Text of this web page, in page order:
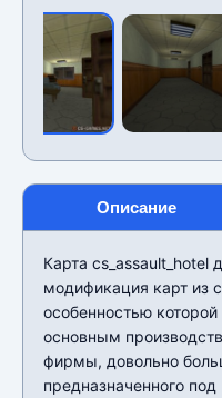
Описание
Карта
модификация карт из
особенностью
основным
фирмы, довольно
предназначенного